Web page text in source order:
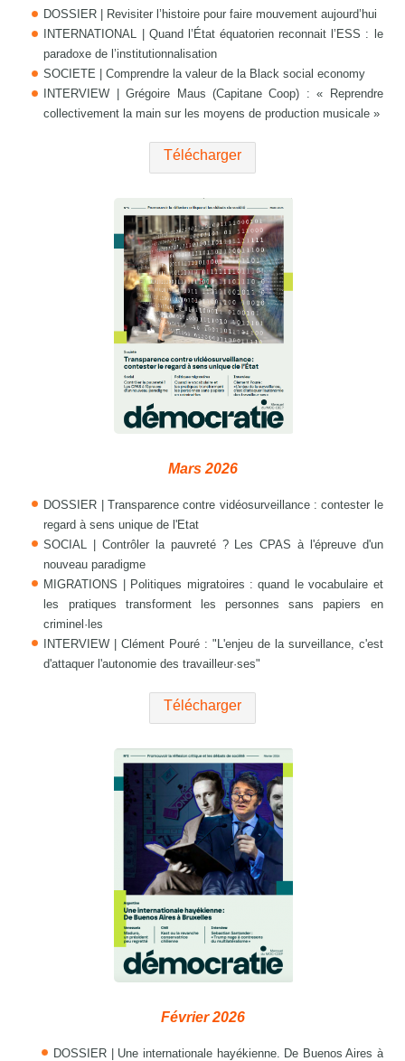
DOSSIER | Revisiter l’histoire pour faire mouvement aujourd’hui
INTERNATIONAL | Quand l’État équatorien reconnait l’ESS : le
paradoxe de l’institutionnalisation
SOCIETE | Comprendre la valeur de la Black social economy
INTERVIEW | Grégoire Maus (Capitane Coop) : « Reprendre
collectivement la main sur les moyens de production musicale »
Télécharger
Mars 2026
DOSSIER | Transparence contre vidéosurveillance : contester le
regard à sens unique de l'Etat
SOCIAL | Contrôler la pauvreté ? Les CPAS à l'épreuve d'un
nouveau paradigme
MIGRATIONS | Politiques migratoires : quand le vocabulaire et
les pratiques transforment les personnes sans papiers en
criminel·les
INTERVIEW | Clément Pouré : "L'enjeu de la surveillance, c'est
d'attaquer l'autonomie des travailleur·ses"
Télécharger
Février 2026
DOSSIER | Une internationale hayékienne. De Buenos Aires à